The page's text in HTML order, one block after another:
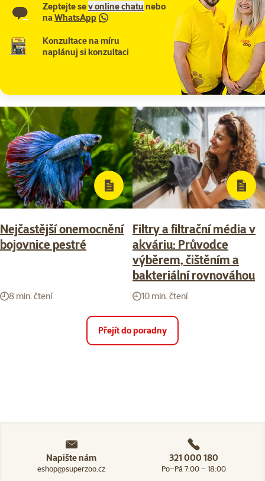
Zeptejte sev online chatunebo
naWhatsApp
Konzultace na míru
naplánuj si konzultaci
Nejčastější onemocnění
bojovnice pestré
8 min. čtení
Filtry a filtrační média v
akváriu: Průvodce
výběrem, čištěním a
bakteriální rovnováhou
10 min. čtení
Přejít do poradny
Napište nám
eshop@superzoo.cz
321 000 180
Po–Pá 7:00 – 18:00